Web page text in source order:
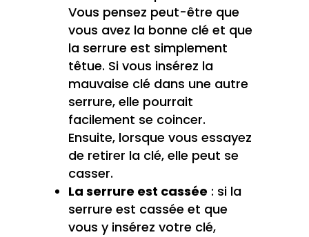
Vous pensez peut-être que
vous avez la bonne clé et que
la serrure est simplement
têtue. Si vous insérez la
mauvaise clé dans une autre
serrure, elle pourrait
facilement se coincer.
Ensuite, lorsque vous essayez
de retirer la clé, elle peut se
casser.
La serrure est cassée : si la
serrure est cassée et que
vous y insérez votre clé,